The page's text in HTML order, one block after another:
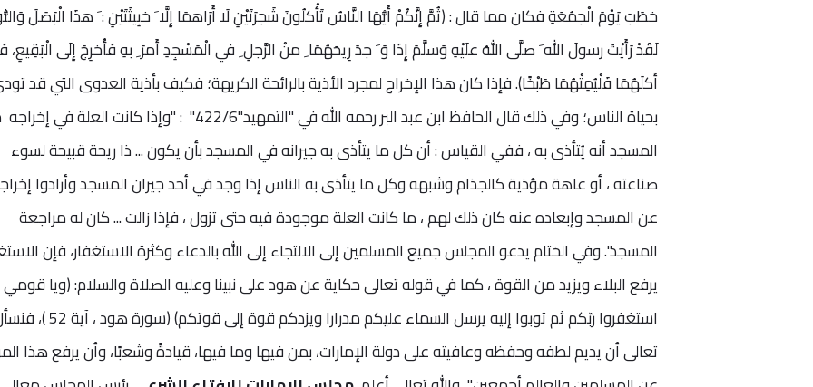
خطَبَ يَوْمَ الْجمُعَةِ فكان مما قال : (ثُمَّ إِنَّكُمْ أَيُّهَا النَّاسُ تَأْكلُونَ شَجرَتَيْنِ لَا أَرَاهمَا إِلَّا َ خبِيثَتَيْنِ : َ هذَا الْبَصَلَ
لَقَدْ رَأَيْتُ رسولَ الله َ صلَّى اللهُ علَيْهِ وَسلَّمَ إِذَا وَ َ جدَ رِيحَهُمَا ِ منْ الرَّجلِ ِ في الْمَسْجِدِ أَمرَ ِ بهِ فَأُخرِجَ إِلَى
أَكلَهُمَا فَلْيُمِتْهُمَا طَبْخًا). فإذا كان هذا الإخراج لمجرد الأذية بالرائحة الكريهة؛ فكيف بأذية العدوى التي قد
بحياة الناس؛ وفي ذلك قال الحافظ ابن عبد البر رحمه الله في "التمهيد"422/6" : "وإذا كانت العلة
المسجد أنه يُتأذى به ، ففي القياس : أن كل ما يتأذى به جيرانه في المسجد بأن يكون ... ذا ريحة قبيحة لسوء
صناعته ، أو عاهة مؤذية كالجذام وشبهه وكل ما يتأذى به الناس إذا وجد في أحد جيران المسجد وأرادوا
عن المسجد وإبعاده عنه كان ذلك لهم ، ما كانت العلة موجودة فيه حتى تزول ، فإذا زالت ... كان له مراجعة
المسجد". وفي الختام يدعو المجلس جميع المسلمين إلى الالتجاء إلى الله بالدعاء وكثرة الاستغفار، فإن
يرفع البلاء ويزيد من القوة ، كما في قوله تعالى حكاية عن هود على نبينا وعليه الصلاة والسلام: (ويا قومي
استغفروا ربّكم ثم توبوا إليه يرسل السماء عليكم مدرارا
تعالى أن يديم لطفه وحفظه وعافيته على دولة الإمارات، بمن فيها وما فيها، قيادةً وشعبًا، وأن يرفع هذا